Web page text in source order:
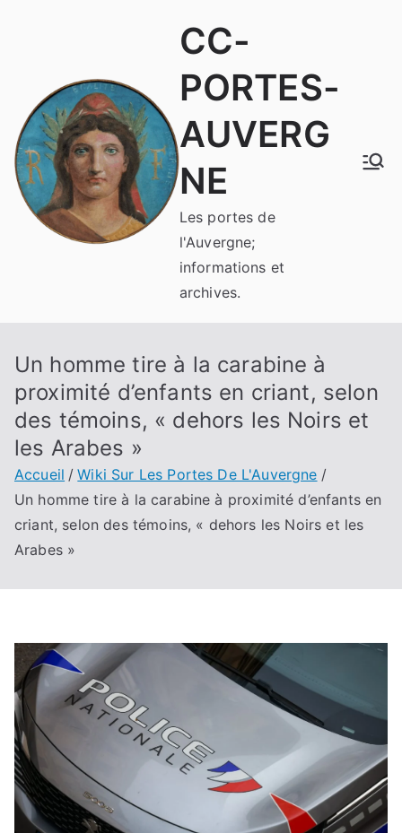
CC-
PORTES-
AUVERG
NE
Les portes de
l'Auvergne;
informations et
archives.
Un homme tire à la carabine à
proximité d’enfants en criant, selon
des témoins, « dehors les Noirs et
les Arabes »
Accueil
Wiki Sur Les Portes De L'Auvergne
Un homme tire à la carabine à proximité d’enfants en
criant, selon des témoins, « dehors les Noirs et les
Arabes »